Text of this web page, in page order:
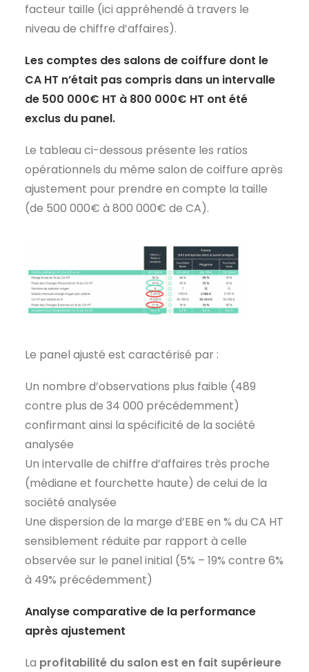
facteur taille (ici appréhendé à travers le
niveau de chiffre d’affaires).
Les comptes des salons de coiffure dont le
CA HT n’était pas compris dans un intervalle
de 500 000€ HT à 800 000€ HT ont été
exclus du panel.
Le tableau ci-dessous présente les ratios
opérationnels du même salon de coiffure après
ajustement pour prendre en compte la taille
(de 500 000€ à 800 000€ de CA).
Le panel ajusté est caractérisé par :
Un nombre d’observations plus faible (489
contre plus de 34 000 précédemment)
confirmant ainsi la spécificité de la société
analysée
Un intervalle de chiffre d’affaires très proche
(médiane et fourchette haute) de celui de la
société analysée
Une dispersion de la marge d’EBE en % du CA HT
sensiblement réduite par rapport à celle
observée sur le panel initial (5% – 19% contre 6%
à 49% précédemment)
Analyse comparative de la performance
après ajustement
La profitabilité du salon est en fait supérieure